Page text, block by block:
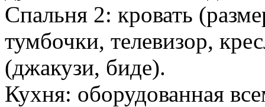
Спальня 2: кровать
тумбочки, телевизор,
(джакузи, биде).
Кухня: оборудованная